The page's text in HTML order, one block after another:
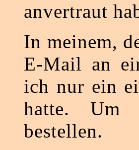
anvertraut
In meinem,
E-Mail an
ich nur ein
hatte. Um
bestellen.